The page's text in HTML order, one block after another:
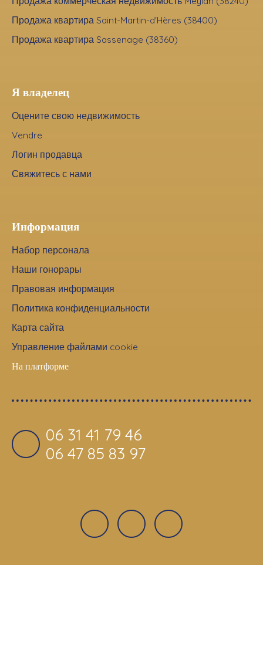
Продажа квартира Saint-Martin-d'Hères (38400)
Продажа квартира Sassenage (38360)
Я владелец
Оцените свою недвижимость
Vendre
Логин продавца
Свяжитесь с нами
Информация
Набор персонала
Наши гонорары
Правовая информация
Политика конфиденциальности
Карта сайта
Управление файлами cookie
На платформе
06 31 41 79 46
06 47 85 83 97